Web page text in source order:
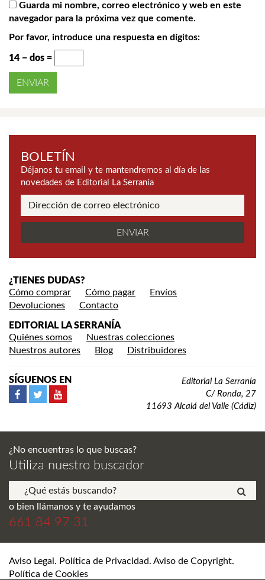
Guarda mi nombre, correo electrónico y web en este
navegador para la próxima vez que comente.
Por favor, introduce una respuesta en dígitos:
14 − dos =
BOLETÍN
Déjanos tu email y te mantendremos al día de las
novedades de Editorial La Serranía
¿TIENES DUDAS?
Cómo comprar
Cómo pagar
Envíos
Devoluciones
Contacto
EDITORIAL LA SERRANÍA
Quiénes somos
Nuestras colecciones
Nuestros autores
Blog Distribuidores
SÍGUENOS EN
Editorial La Serranía
C/ Ronda, 27
11693 Alcalá del Valle (Cádiz)
¿No encuentras lo que buscas?
Utiliza nuestro buscador
o bien llámanos y te ayudamos
661 84 97 31
Aviso Legal. Política de Privacidad. Aviso de Copyright.
Política de Cookies